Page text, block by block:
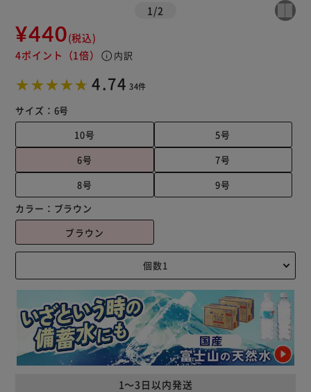
1 /2
¥440(税込)
4ポイント （1倍） info 内訳
4.74 34件
サイズ： 6号
10号
5号
6号
7号
8号
9号
カラー： ブラウン
ブラウン
1～3日以内発送